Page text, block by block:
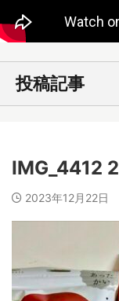
投稿記事
IMG_4412 2
2023年12月22日